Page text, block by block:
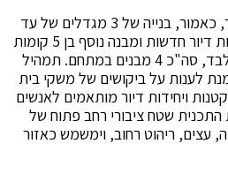
במסגרת התוכנית תתאפשר, כאמור, בנייה של 3 מגדלים של עד
40 קומות שיכללו 334 יחידות דיור חדשות ומבנה נוסף בן 5 קומות
המיועד למסחר ותעסוקה בלבד, סה"כ 4 מבנים במתחם. תמהיל
מנת לענות על ביקושים של משקי בית
קטנות ויחידות דיור מותאמים לאנשים
התכנית שטח ציבורי רחב פתוח של
עצים, ריהוט רחוב, וימשמש כאזור